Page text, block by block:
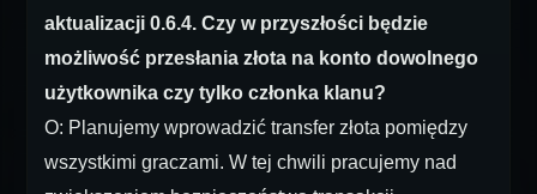
aktualizacji 0.6.4. Czy w przyszłości będzie
możliwość przesłania złota na konto dowolnego
użytkownika czy tylko członka klanu?
O: Planujemy wprowadzić transfer złota pomiędzy
wszystkimi graczami. W tej chwili pracujemy nad